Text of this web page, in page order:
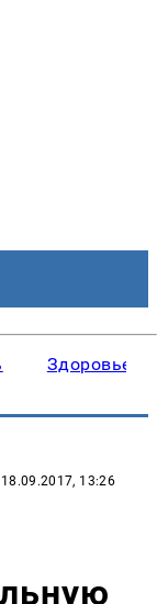
Здоровье
18.09.2017, 13:26